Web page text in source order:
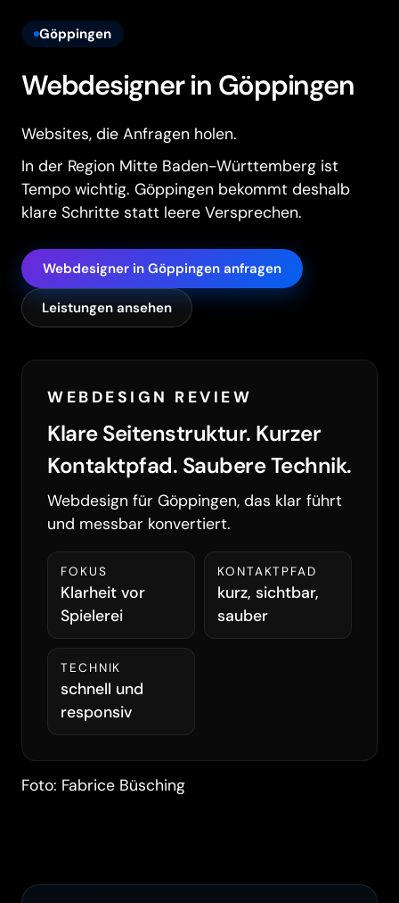
Göppingen
Webdesigner in Göppingen
Websites, die Anfragen holen.
In der Region Mitte Baden-Württemberg ist
Tempo wichtig. Göppingen bekommt deshalb
klare Schritte statt leere Versprechen.
Webdesigner in Göppingen anfragen
Leistungen ansehen
WEBDESIGN REVIEW
Klare Seitenstruktur. Kurzer
Kontaktpfad. Saubere Technik.
Webdesign für Göppingen, das klar führt
und messbar konvertiert.
FOKUS
Klarheit vor
Spielerei
KONTAKTPFAD
kurz, sichtbar,
sauber
TECHNIK
schnell und
responsiv
Foto: Fabrice Büsching